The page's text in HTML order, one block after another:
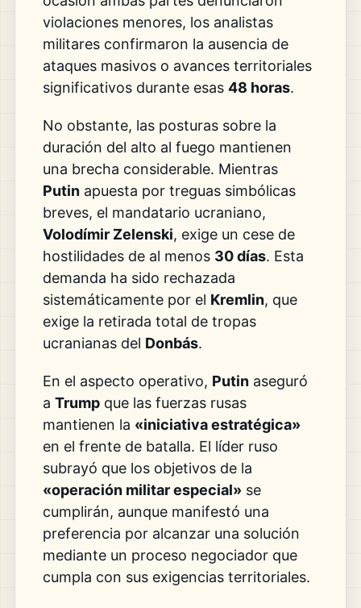
violaciones menores, los analistas
militares confirmaron la ausencia de
ataques masivos o avances territoriales
significativos durante esas 48 horas.
No obstante, las posturas sobre la
duración del alto al fuego mantienen
una brecha considerable. Mientras
Putinapuesta por treguas simbólicas
breves, el mandatario ucraniano,
Volodímir Zelenski, exige un cese de
hostilidades de al menos 30 días. Esta
demanda ha sido rechazada
sistemáticamente por el Kremlin, que
exige la retirada total de tropas
ucranianas del Donbás.
En el aspecto operativo, Putinaseguró
a Trumpque las fuerzas rusas
mantienen la «iniciativa estratégica»
en el frente de batalla. El líder ruso
subrayó que los objetivos de la
«operación militar especial»se
cumplirán, aunque manifestó una
preferencia por alcanzar una solución
mediante un proceso negociador que
cumpla con sus exigencias territoriales.